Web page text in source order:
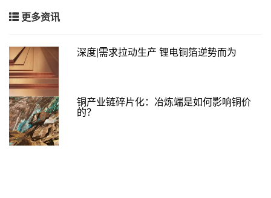
更多资讯
深度|需求拉动生产 锂电铜箔逆势而为
铜产业链碎片化：冶炼端是如何影响铜价
的？